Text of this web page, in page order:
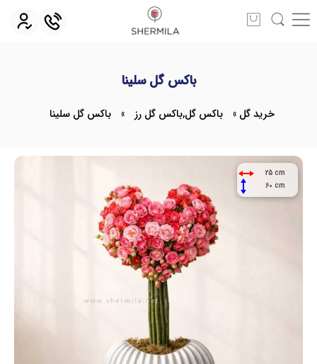
باکس گل سلینا
خرید گل » باکس گل,باکس گل رز » باکس گل سلینا
25 cm
60 cm